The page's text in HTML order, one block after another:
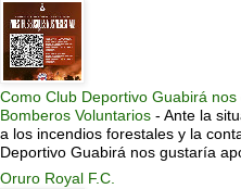
Como Club Deportivo Guabirá
Bomberos Voluntarios - Ante la
a los incendios forestales y la
Deportivo Guabirá nos gustaría
Oruro Royal F.C.